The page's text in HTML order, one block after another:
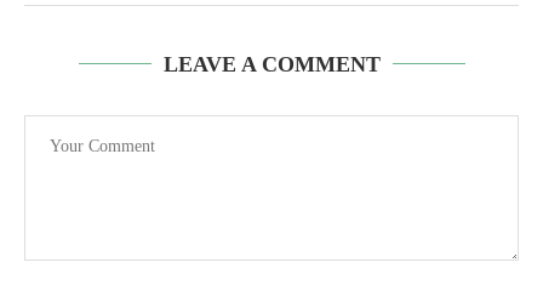
LEAVE A COMMENT